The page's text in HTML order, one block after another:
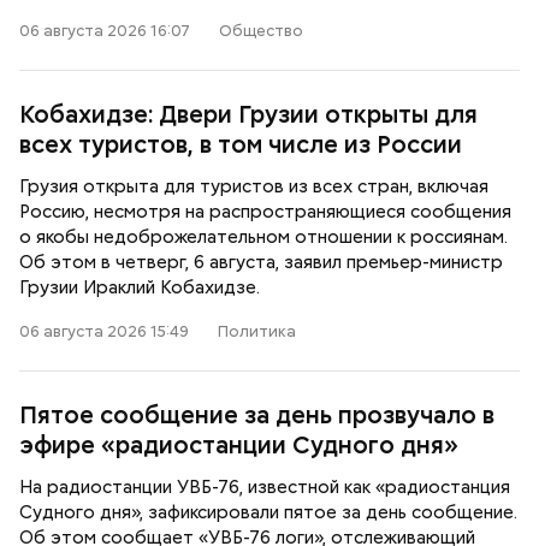
06 августа 2026 16:07 Общество
Кобахидзе: Двери Грузии открыты для
всех туристов, в том числе из России
Грузия открыта для туристов из всех стран, включая
Россию, несмотря на распространяющиеся сообщения
о якобы недоброжелательном отношении к россиянам.
Об этом в четверг, 6 августа, заявил премьер-министр
Грузии Ираклий Кобахидзе.
06 августа 2026 15:49 Политика
Пятое сообщение за день прозвучало в
эфире «радиостанции Судного дня»
На радиостанции УВБ-76, известной как «радиостанция
Судного дня», зафиксировали пятое за день сообщение.
Об этом сообщает «УВБ-76 логи», отслеживающий